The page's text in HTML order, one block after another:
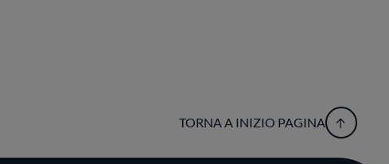
TORNA A INIZIO PAGINA